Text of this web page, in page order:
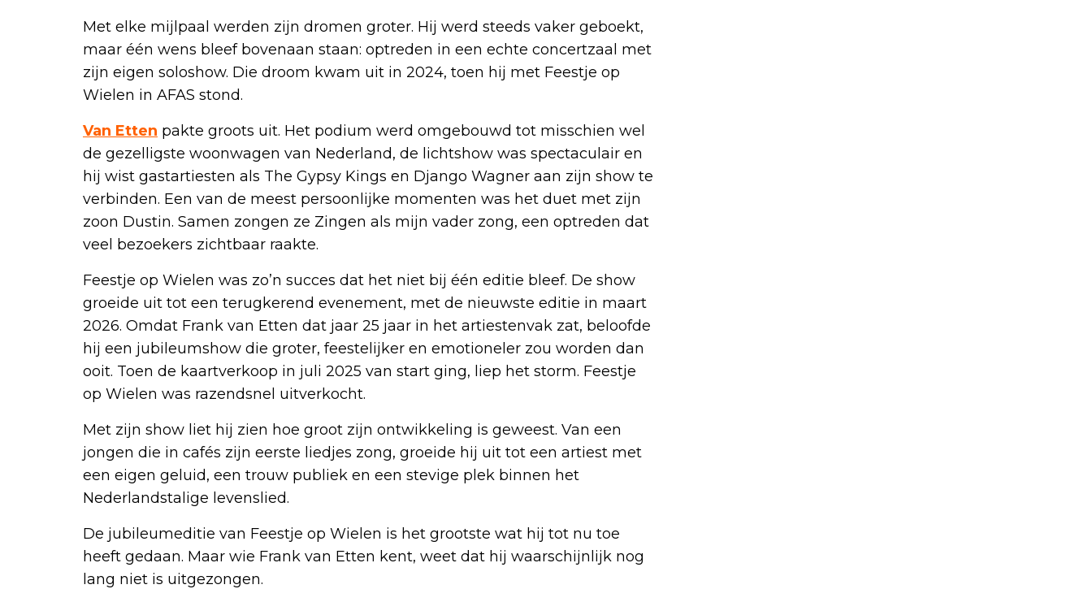
Met elke mijlpaal werden zijn dromen groter. Hij werd steeds vaker geboekt,
maar één wens bleef bovenaan staan: optreden in een echte concertzaal met
zijn eigen soloshow. Die droom kwam uit in 2024, toen hij met Feestje op
Wielen in AFAS stond.
Van Etten pakte groots uit. Het podium werd omgebouwd tot misschien wel
de gezelligste woonwagen van Nederland, de lichtshow was spectaculair en
hij wist gastartiesten als The Gypsy Kings en Django Wagner aan zijn show te
verbinden. Een van de meest persoonlijke momenten was het duet met zijn
zoon Dustin. Samen zongen ze Zingen als mijn vader zong, een optreden dat
veel bezoekers zichtbaar raakte.
Feestje op Wielen was zo’n succes dat het niet bij één editie bleef. De show
groeide uit tot een terugkerend evenement, met de nieuwste editie in maart
2026. Omdat Frank van Etten dat jaar 25 jaar in het artiestenvak zat, beloofde
hij een jubileumshow die groter, feestelijker en emotioneler zou worden dan
ooit. Toen de kaartverkoop in juli 2025 van start ging, liep het storm. Feestje
op Wielen was razendsnel uitverkocht.
Met zijn show liet hij zien hoe groot zijn ontwikkeling is geweest. Van een
jongen die in cafés zijn eerste liedjes zong, groeide hij uit tot een artiest met
een eigen geluid, een trouw publiek en een stevige plek binnen het
Nederlandstalige levenslied.
De jubileumeditie van Feestje op Wielen is het grootste wat hij tot nu toe
heeft gedaan. Maar wie Frank van Etten kent, weet dat hij waarschijnlijk nog
lang niet is uitgezongen.